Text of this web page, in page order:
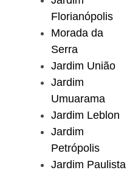
Florianópolis
Morada da
Serra
Jardim União
Jardim
Umuarama
Jardim Leblon
Jardim
Petrópolis
Jardim Paulista